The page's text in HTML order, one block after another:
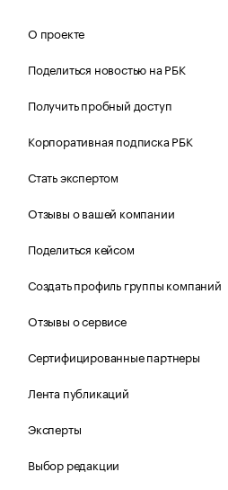
О проекте
Поделиться новостью на РБК
Получить пробный доступ
Корпоративная подписка РБК
Стать экспертом
Отзывы о вашей компании
Поделиться кейсом
Создать профиль группы компаний
Отзывы о сервисе
Сертифицированные партнеры
Лента публикаций
Эксперты
Выбор редакции